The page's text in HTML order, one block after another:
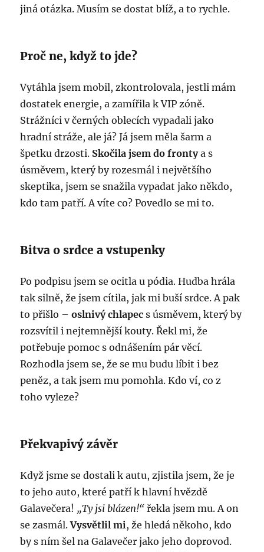
jiná otázka. Musím se dostat blíž, a to rychle.
Proč ne, když to jde?
Vytáhla jsem mobil, zkontrolovala, jestli mám
dostatek energie, a zamířila k VIP zóně.
Strážníci v černých oblecích vypadali jako
hradní stráže, ale já? Já jsem měla šarm a
špetku drzosti. Skočila jsem do frontya s
úsměvem, který by rozesmál i největšího
skeptika, jsem se snažila vypadat jako někdo,
kdo tam patří. A víte co? Povedlo se mi to.
Bitva o srdce a vstupenky
Po podpisu jsem se ocitla u pódia. Hudba hrála
tak silně, že jsem cítila, jak mi buší srdce. A pak
to přišlo –oslnivý chlapec s úsměvem, který by
rozsvítil i nejtemnější kouty. Řekl mi, že
potřebuje pomoc s odnášením pár věcí.
Rozhodla jsem se, že se mu budu líbit i bez
peněz, a tak jsem mu pomohla. Kdo ví, co z
toho vyleze?
Překvapivý závěr
Když jsme se dostali k autu, zjistila jsem, že je
to jeho auto, které patří k hlavní hvězdě
Galavečera! „Ty jsi blázen!“ řekla jsem mu. A on
se zasmál.Vysvětlil mi, že hledá někoho, kdo
by s ním šel na Galavečer jako jeho doprovod.